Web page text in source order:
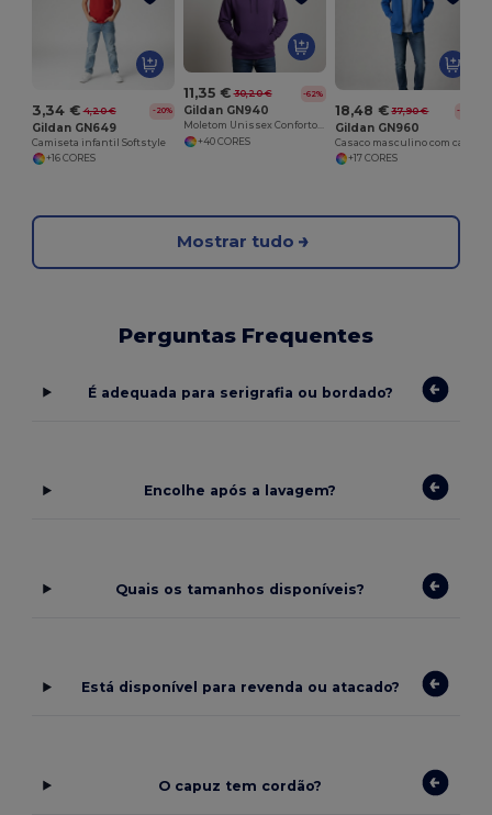
3,34 € 4,20 € -20%
Gildan GN649
Camiseta infantil Softstyle
+16 CORES
11,35 € 30,20 € -62%
Gildan GN940
Moletom Unissex Conforto e Estilo Gildan
+40 CORES
18,48 € 37,90 € -51%
Gildan GN960
+17 CORES
Mostrar tudo
Perguntas Frequentes
É adequada para serigrafia ou bordado?
Encolhe após a lavagem?
Quais os tamanhos disponíveis?
Está disponível para revenda ou atacado?
O capuz tem cordão?